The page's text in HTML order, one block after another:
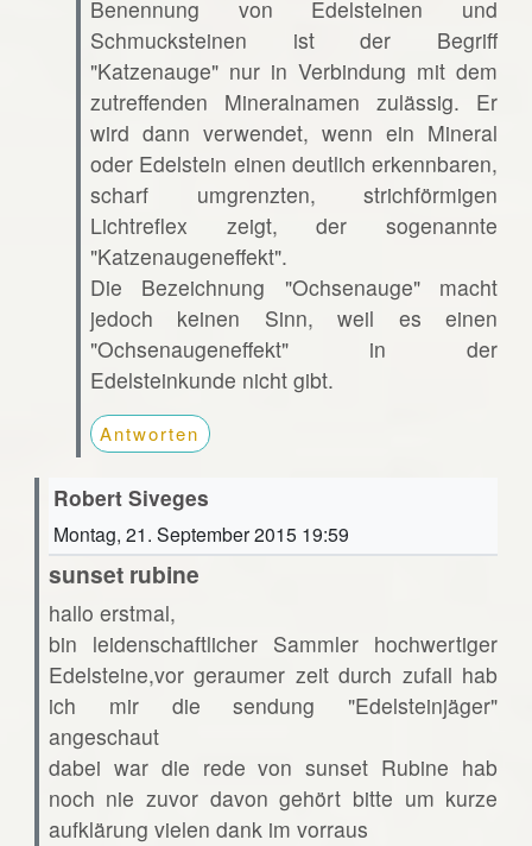
Benennung von Edelsteinen und
Schmucksteinen ist der Begriff
"Katzenauge" nur in Verbindung mit dem
zutreffenden Mineralnamen zulässig. Er
wird dann verwendet, wenn ein Mineral
oder Edelstein einen deutlich erkennbaren,
scharf umgrenzten, strichförmigen
Lichtreflex zeigt, der sogenannte
"Katzenaugeneffekt".
Die Bezeichnung "Ochsenauge" macht
jedoch keinen Sinn, weil es einen
"Ochsenaugeneffekt" in der
Edelsteinkunde nicht gibt.
Antworten
Robert Siveges
Montag, 21. September 2015 19:59
sunset rubine
hallo erstmal,
bin leidenschaftlicher Sammler hochwertiger
Edelsteine,vor geraumer zeit durch zufall hab
ich mir die sendung "Edelsteinjäger"
angeschaut
dabei war die rede von sunset Rubine hab
noch nie zuvor davon gehört bitte um kurze
aufklärung vielen dank im vorraus